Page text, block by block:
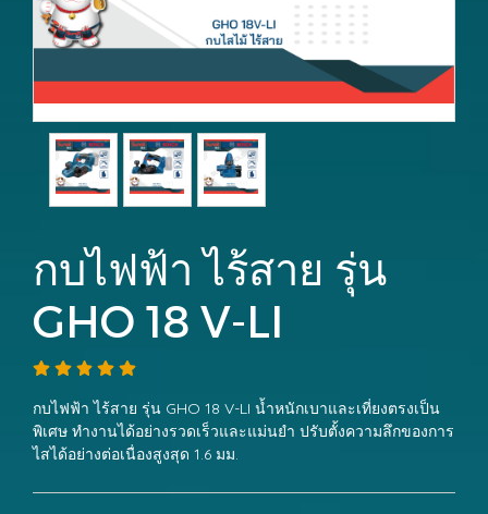
กบไฟฟ้า ไร้สาย รุ่น
GHO 18 V-LI
กบไฟฟ้า ไร้สาย รุ่น GHO 18 V-LI น้ำหนักเบาและเที่ยงตรงเป็น
พิเศษ ทำงานได้อย่างรวดเร็วและแม่นยำ ปรับตั้งความลึกของการ
ไสได้อย่างต่อเนื่องสูงสุด 1.6 มม.